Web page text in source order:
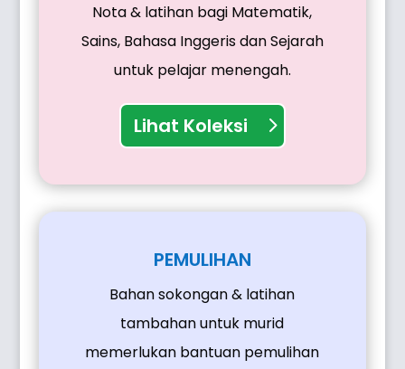
Nota & latihan bagi Matematik,
Sains, Bahasa Inggeris dan Sejarah
untuk pelajar menengah.
Lihat Koleksi
PEMULIHAN
Bahan sokongan & latihan
tambahan untuk murid
memerlukan bantuan pemulihan